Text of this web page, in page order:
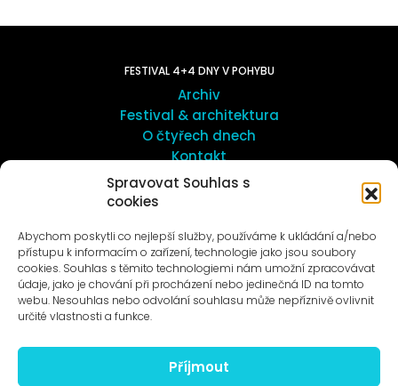
Spravovat Souhlas s
cookies
Abychom poskytli co nejlepší služby, používáme k ukládání a/nebo
přístupu k informacím o zařízení, technologie jako jsou soubory
cookies. Souhlas s těmito technologiemi nám umožní zpracovávat
údaje, jako je chování při procházení nebo jedinečná ID na tomto
webu. Nesouhlas nebo odvolání souhlasu může nepříznivě ovlivnit
určité vlastnosti a funkce.
Příjmout
FESTIVAL 4+4 DNY V POHYBU
Archiv
Festival & architektura
O čtyřech dnech
Kontakt
O umění v Motole
Novinky na e-mail